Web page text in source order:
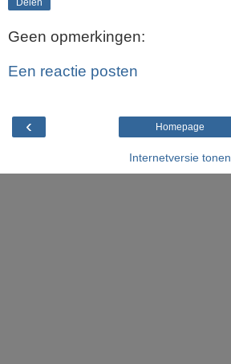
Delen
Geen opmerkingen:
Een reactie posten
‹ Homepage
Internetversie tonen